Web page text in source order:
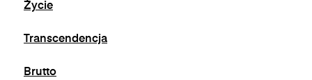
Życie
Transcendencja
Brutto